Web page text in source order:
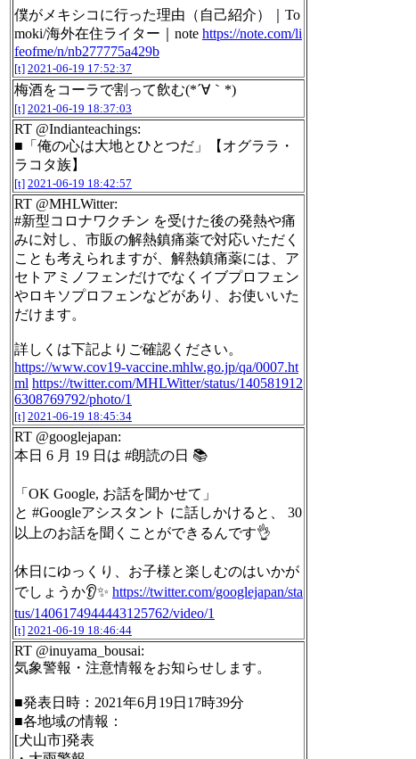
僕がメキシコに行った理由（自己紹介）｜To
moki/海外在住ライター｜note https://note.com/li
feofme/n/nb277775a429b
[t] 2021-06-19 17:52:37
梅酒をコーラで割って飲む(*´∀｀*)
[t] 2021-06-19 18:37:03
RT @Indianteachings:
■「俺の心は大地とひとつだ」【オグララ・
ラコタ族】
[t] 2021-06-19 18:42:57
RT @MHLWitter:
#新型コロナワクチン を受けた後の発熱や痛
みに対し、市販の解熱鎮痛薬で対応いただく
ことも考えられますが、解熱鎮痛薬には、ア
セトアミノフェンだけでなくイブプロフェン
やロキソプロフェンなどがあり、お使いいた
だけます。
詳しくは下記よりご確認ください。
https://www.cov19-vaccine.mhlw.go.jp/qa/0007.ht
ml https://twitter.com/MHLWitter/status/140581912
6308769792/photo/1
[t] 2021-06-19 18:45:34
RT @googlejapan:
本日 6 月 19 日は #朗読の日 📚
「OK Google, お話を聞かせて」
と #Googleアシスタント に話しかけると、 30
以上のお話を聞くことができるんです👌
休日にゆっくり、お子様と楽しむのはいかが
でしょうか👂✨ https://twitter.com/googlejapan/sta
tus/1406174944443125762/video/1
[t] 2021-06-19 18:46:44
RT @inuyama_bousai:
気象警報・注意情報をお知らせします。
■発表日時：2021年6月19日17時39分
■各地域の情報：
[犬山市]発表